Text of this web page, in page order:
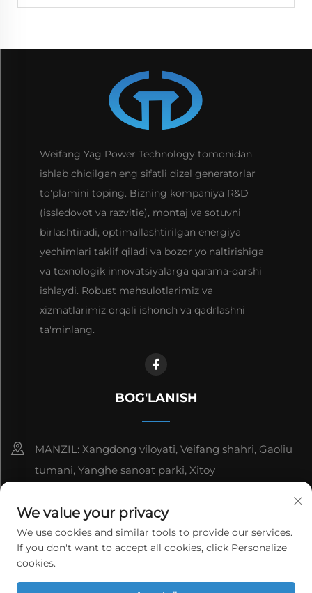
Weifang Yag Power Technology tomonidan
ishlab chiqilgan eng sifatli dizel generatorlar
to'plamini toping. Bizning kompaniya R&D
(issledovot va razvitie), montaj va sotuvni
birlashtiradi, optimallashtirilgan energiya
yechimlari taklif qiladi va bozor yo'naltirishiga
va texnologik innovatsiyalarga qarama-qarshi
ishlaydi. Robust mahsulotlarimiz va
xizmatlarimiz orqali ishonch va qadrlashni
ta'minlang.
BOG'LANISH
MANZIL: Xangdong viloyati, Veifang shahri, Gaoliu
tumani, Yanghe sanoat parki, Xitoy
[email protected]
Copyright © WeiFang Yag Power Technology Co.,Ltd.
We value your privacy
We use cookies and similar tools to provide our services.
If you don't want to accept all cookies, click Personalize
cookies.